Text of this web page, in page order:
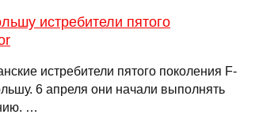
истребители пятого
истребители пятого поколения F-
6 апреля они начали выполнять
…